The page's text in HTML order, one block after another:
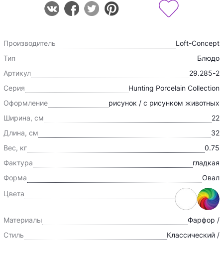
Производитель
Loft-Concept
Тип
Блюдо
Артикул
29.285-2
Серия
Hunting Porcelain Collection
Оформление
рисунок / с рисунком животных
Ширина, см
22
Длина, см
32
Вес, кг
0.75
Фактура
гладкая
Форма
Овал
Цвета
Материалы
Фарфор /
Стиль
Классический /